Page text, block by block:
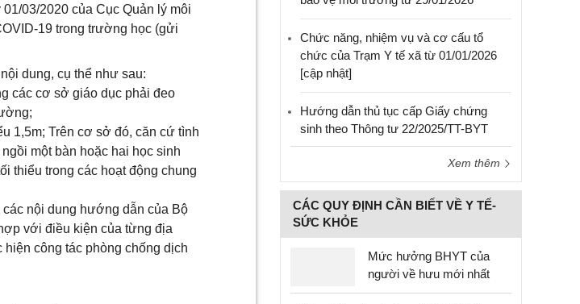
03/2020 của Cục Quản lý môi
19 trong trường học (gửi
dung, cụ thể như sau:
các cơ sở giáo dục phải đeo
1,5m; Trên cơ sở đó, căn cứ tình
một bàn hoặc hai học sinh
thiểu trong các hoạt động chung
các nội dung hướng dẫn của Bộ
với điều kiện của từng địa
công tác phòng chống dịch
Chức năng, nhiệm vụ và cơ cấu tổ
chức của Trạm Y tế xã từ 01/01/2026
[cập nhật]
Hướng dẫn thủ tục cấp Giấy chứng
sinh theo Thông tư 22/2025/TT-BYT
Xem thêm
CÁC QUY ĐỊNH CẦN BIẾT VỀ Y TẾ-
SỨC KHỎE
Mức hưởng BHYT của
người về hưu mới nhất